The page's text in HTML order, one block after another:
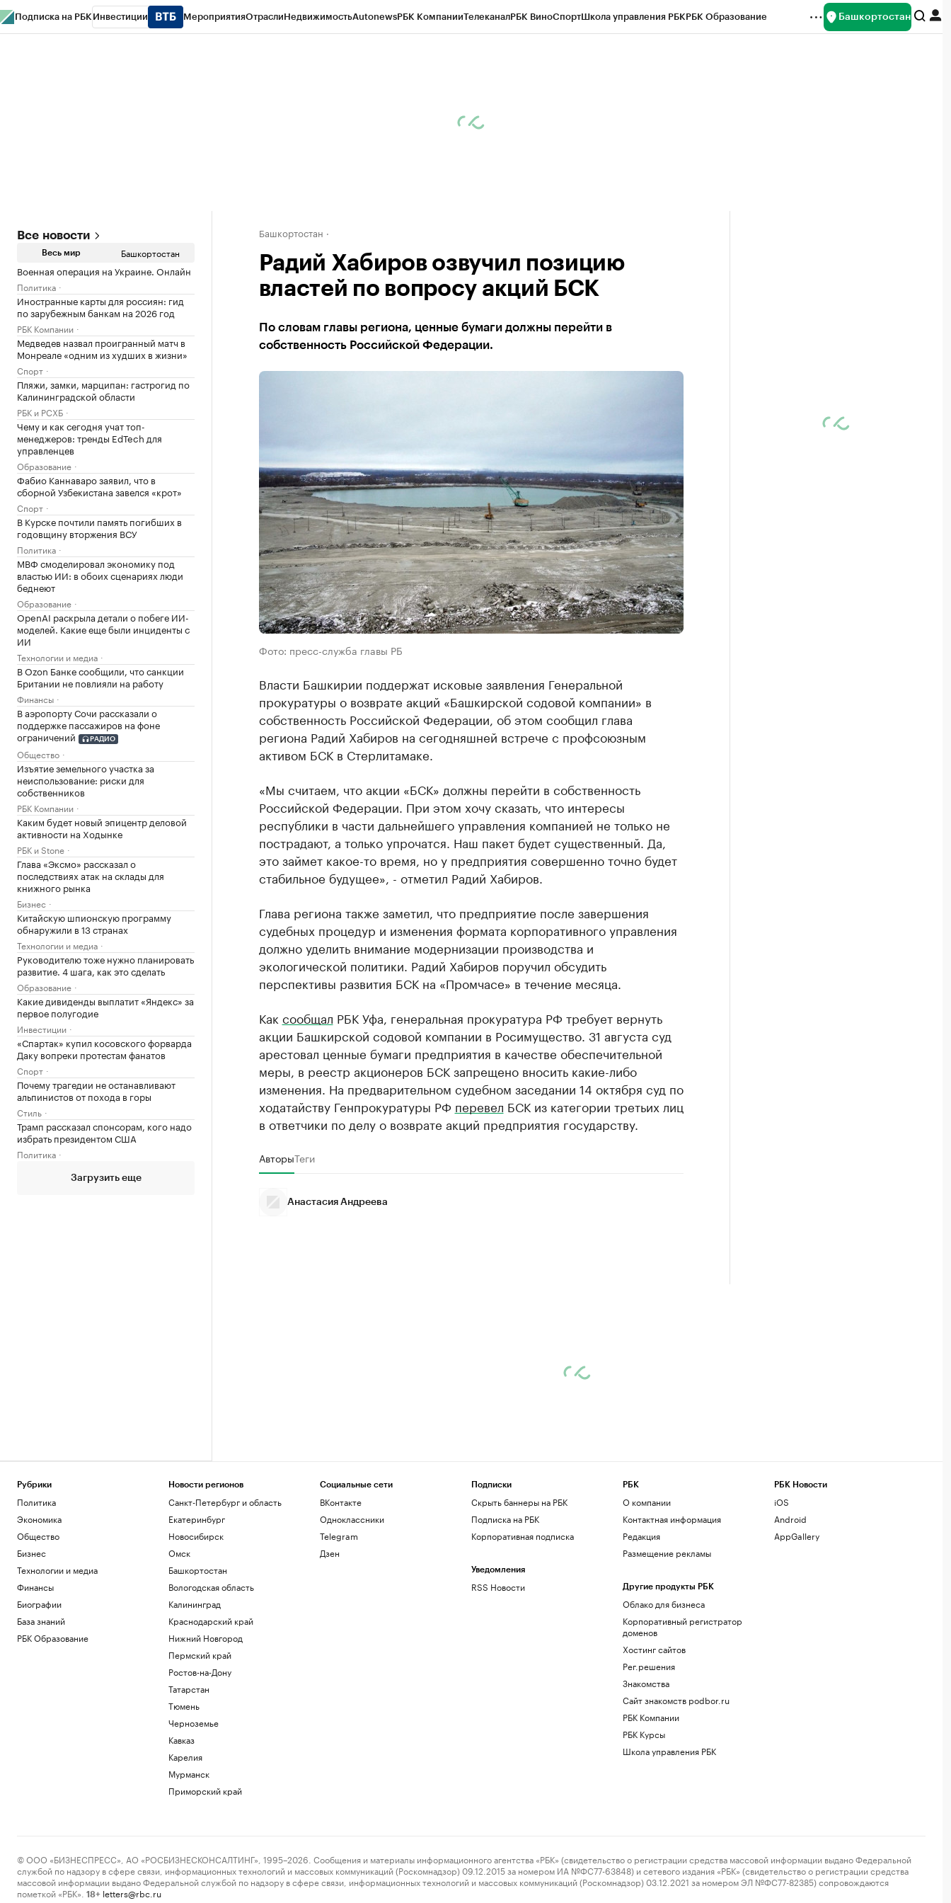
Подписка на РБК Инвестиции МероприятияОтраслиНедвижимостьAutonewsРБК КомпанииТелеканалРБК ВиноСпортШкола управления РБКРБК Образование Башкортостан
Все новости
Весь мир Башкортостан
Военная операция на Украине. Онлайн
Политика
Иностранные карты для россиян: гид
по зарубежным банкам на 2026 год
РБК Компании
Медведев назвал проигранный матч в
Монреале «одним из худших в жизни»
Спорт
Пляжи, замки, марципан: гастрогид по
Калининградской области
РБК и РСХБ
Чему и как сегодня учат топ-
менеджеров: тренды EdTech для
управленцев
Образование
Фабио Каннаваро заявил, что в
сборной Узбекистана завелся «крот»
Спорт
В Курске почтили память погибших в
годовщину вторжения ВСУ
Политика
МВФ смоделировал экономику под
властью ИИ: в обоих сценариях люди
беднеют
Образование
OpenAI раскрыла детали о побеге ИИ-
моделей. Какие еще были инциденты с
ИИ
Технологии и медиа
В Ozon Банке сообщили, что санкции
Британии не повлияли на работу
Финансы
В аэропорту Сочи рассказали о
поддержке пассажиров на фоне
ограничений
РАДИО
Общество
Изъятие земельного участка за
неиспользование: риски для
собственников
РБК Компании
Каким будет новый эпицентр деловой
активности на Ходынке
РБК и Stone
Глава «Эксмо» рассказал о
последствиях атак на склады для
книжного рынка
Бизнес
Китайскую шпионскую программу
обнаружили в 13 странах
Технологии и медиа
Руководителю тоже нужно планировать
развитие. 4 шага, как это сделать
Образование
Какие дивиденды выплатит «Яндекс» за
первое полугодие
Инвестиции
«Спартак» купил косовского форварда
Даку вопреки протестам фанатов
Спорт
Почему трагедии не останавливают
альпинистов от похода в горы
Стиль
Трамп рассказал спонсорам, кого надо
избрать президентом США
Политика
Загрузить еще
Башкортостан
Радий Хабиров озвучил позицию
властей по вопросу акций БСК
По словам главы региона, ценные бумаги должны перейти в
собственность Российской Федерации.
Фото: пресс-служба главы РБ
Власти Башкирии поддержат исковые заявления Генеральной
прокуратуры о возврате акций «Башкирской содовой компании» в
собственность Российской Федерации, об этом сообщил глава
региона Радий Хабиров на сегодняшней встрече с профсоюзным
активом БСК в Стерлитамаке.
«Мы считаем, что акции «БСК» должны перейти в собственность
Российской Федерации. При этом хочу сказать, что интересы
республики в части дальнейшего управления компанией не только не
пострадают, а только упрочатся. Наш пакет будет существенный. Да,
это займет какое-то время, но у предприятия совершенно точно будет
стабильное будущее», - отметил Радий Хабиров.
Глава региона также заметил, что предприятие после завершения
судебных процедур и изменения формата корпоративного управления
должно уделить внимание модернизации производства и
экологической политики. Радий Хабиров поручил обсудить
перспективы развития БСК на «Промчасе» в течение месяца.
Как сообщал РБК Уфа, генеральная прокуратура РФ требует вернуть
акции Башкирской содовой компании в Росимущество. 31 августа суд
арестовал ценные бумаги предприятия в качестве обеспечительной
меры, в реестр акционеров БСК запрещено вносить какие-либо
изменения. На предварительном судебном заседании 14 октября суд по
ходатайству Генпрокуратуры РФ перевел БСК из категории третьих лиц
в ответчики по делу о возврате акций предприятия государству.
АвторыТеги
Анастасия Андреева
Рубрики
Политика
Экономика
Общество
Бизнес
Технологии и медиа
Финансы
Биографии
База знаний
РБК Образование
Новости регионов
Санкт-Петербург и область
Екатеринбург
Новосибирск
Омск
Башкортостан
Вологодская область
Калининград
Краснодарский край
Нижний Новгород
Пермский край
Ростов-на-Дону
Татарстан
Тюмень
Черноземье
Кавказ
Карелия
Мурманск
Приморский край
Социальные сети
ВКонтакте
Одноклассники
Telegram
Дзен
Подписки
Скрыть баннеры на РБК
Подписка на РБК
Корпоративная подписка
Уведомления
RSS Новости
РБК
О компании
Контактная информация
Редакция
Размещение рекламы
Другие продукты РБК
Облако для бизнеса
Корпоративный регистратор
доменов
Хостинг сайтов
Рег.решения
Знакомства
Сайт знакомств podbor.ru
РБК Компании
РБК Курсы
Школа управления РБК
РБК Новости
iOS
Android
AppGallery
© ООО «БИЗНЕСПРЕСС», АО «РОСБИЗНЕСКОНСАЛТИНГ», 1995–2026. Сообщения и материалы информационного агентства «РБК» (свидетельство о регистрации средства массовой информации выдано Федеральной
службой по надзору в сфере связи, информационных технологий и массовых коммуникаций (Роскомнадзор) 09.12.2015 за номером ИА №ФС77-63848) и сетевого издания «РБК» (свидетельство о регистрации средства
массовой информации выдано Федеральной службой по надзору в сфере связи, информационных технологий и массовых коммуникаций (Роскомнадзор) 03.12.2021 за номером ЭЛ №ФС77-82385) сопровождаются
пометкой «РБК».
18+ letters@rbc.ru